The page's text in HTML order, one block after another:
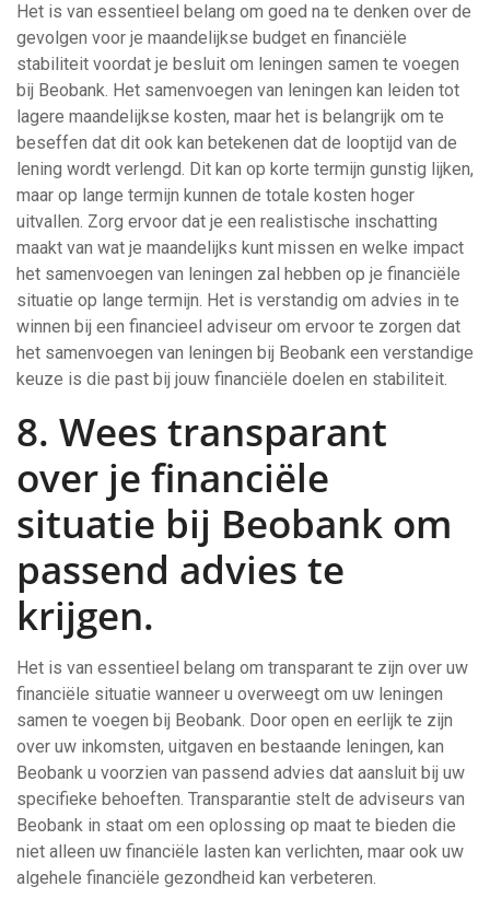
Het is van essentieel belang om goed na te denken over de
gevolgen voor je maandelijkse budget en financiële
stabiliteit voordat je besluit om leningen samen te voegen
bij Beobank. Het samenvoegen van leningen kan leiden tot
lagere maandelijkse kosten, maar het is belangrijk om te
beseffen dat dit ook kan betekenen dat de looptijd van de
lening wordt verlengd. Dit kan op korte termijn gunstig lijken,
maar op lange termijn kunnen de totale kosten hoger
uitvallen. Zorg ervoor dat je een realistische inschatting
maakt van wat je maandelijks kunt missen en welke impact
het samenvoegen van leningen zal hebben op je financiële
situatie op lange termijn. Het is verstandig om advies in te
winnen bij een financieel adviseur om ervoor te zorgen dat
het samenvoegen van leningen bij Beobank een verstandige
keuze is die past bij jouw financiële doelen en stabiliteit.
8. Wees transparant
over je financiële
situatie bij Beobank om
passend advies te
krijgen.
Het is van essentieel belang om transparant te zijn over uw
financiële situatie wanneer u overweegt om uw leningen
samen te voegen bij Beobank. Door open en eerlijk te zijn
over uw inkomsten, uitgaven en bestaande leningen, kan
Beobank u voorzien van passend advies dat aansluit bij uw
specifieke behoeften. Transparantie stelt de adviseurs van
Beobank in staat om een oplossing op maat te bieden die
niet alleen uw financiële lasten kan verlichten, maar ook uw
algehele financiële gezondheid kan verbeteren.